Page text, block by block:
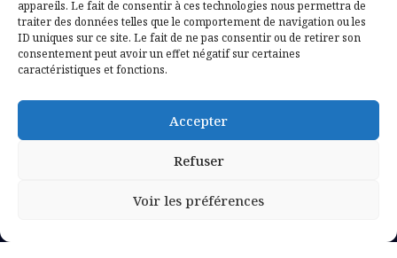
appareils. Le fait de consentir à ces technologies nous permettra de
traiter des données telles que le comportement de navigation ou les
ID uniques sur ce site. Le fait de ne pas consentir ou de retirer son
consentement peut avoir un effet négatif sur certaines
caractéristiques et fonctions.
Accepter
Refuser
Voir les préférences
Politique de confidentialité